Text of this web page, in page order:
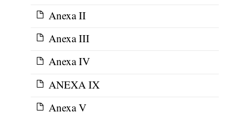
Anexa II
Anexa III
Anexa IV
ANEXA IX
Anexa V